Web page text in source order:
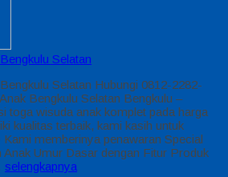
Selatan
Selatan Hubungi 0812-2282-
Bengkulu Selatan Bengkulu –
toga wisuda anak komplet pada harga
kualitas terbaik, kami kasih untuk
memberinya penawaran Special
Umur Dasar dengan Fitur Produk
selengkapnya